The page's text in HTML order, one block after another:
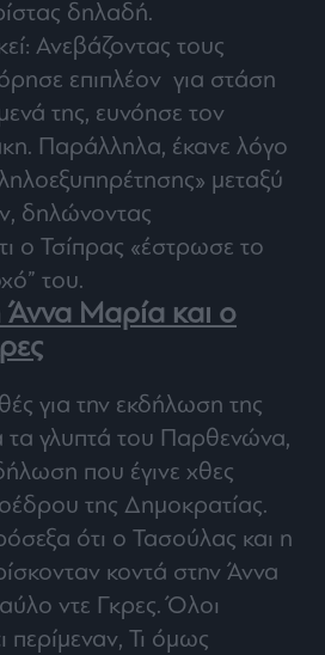
δηλαδή.
Ανεβάζοντας τους
επιπλέον για στάση
της, ευνόησε τον
Παράλληλα, έκανε λόγο
μεταξύ
δηλώνοντας
ο Τσίπρας «έστρωσε το
του.
Μαρία και ο
για την εκδήλωση της
τα γλυπτά του Παρθενώνα,
που έγινε χθες
της Δημοκρατίας.
ότι ο Τασούλας και η
κοντά στην Άννα
ντε Γκρες. Όλοι
περίμεναν, Τι όμως